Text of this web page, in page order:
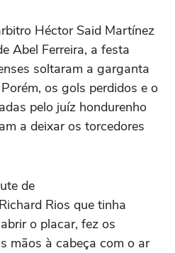
Héctor Said Martínez
Abel Ferreira, a festa
soltaram a garganta
os gols perdidos e o
pelo juíz hondurenho
a deixar os torcedores
de
Rios que tinha
o placar, fez os
mãos à cabeça com o ar